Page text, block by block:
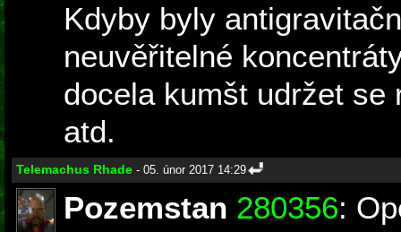
Kdyby byly
neuvěřitelné
docela kumšt udržet se
atd.
Telemachus Rhade - 05. únor 2017 14:29
Pozemstan 280356: